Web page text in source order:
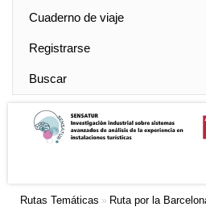
Cuaderno de viaje
Registrarse
Buscar
Rutas Temáticas » Ruta por la